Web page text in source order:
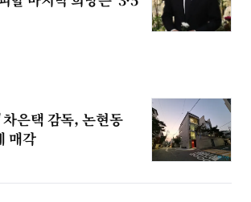
은택 감독, 논현동
매각